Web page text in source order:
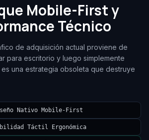
Mobile-First y
Técnico
de adquisición actual proviene de
para escritorio y luego simplemente
una estrategia obsoleta que destruye
Nativo Mobile-First
Táctil Ergonómica